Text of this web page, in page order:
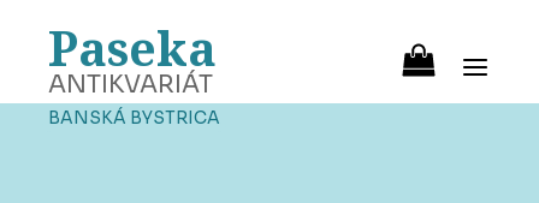
Paseka
ANTIKVARIÁT
BANSKÁ BYSTRICA